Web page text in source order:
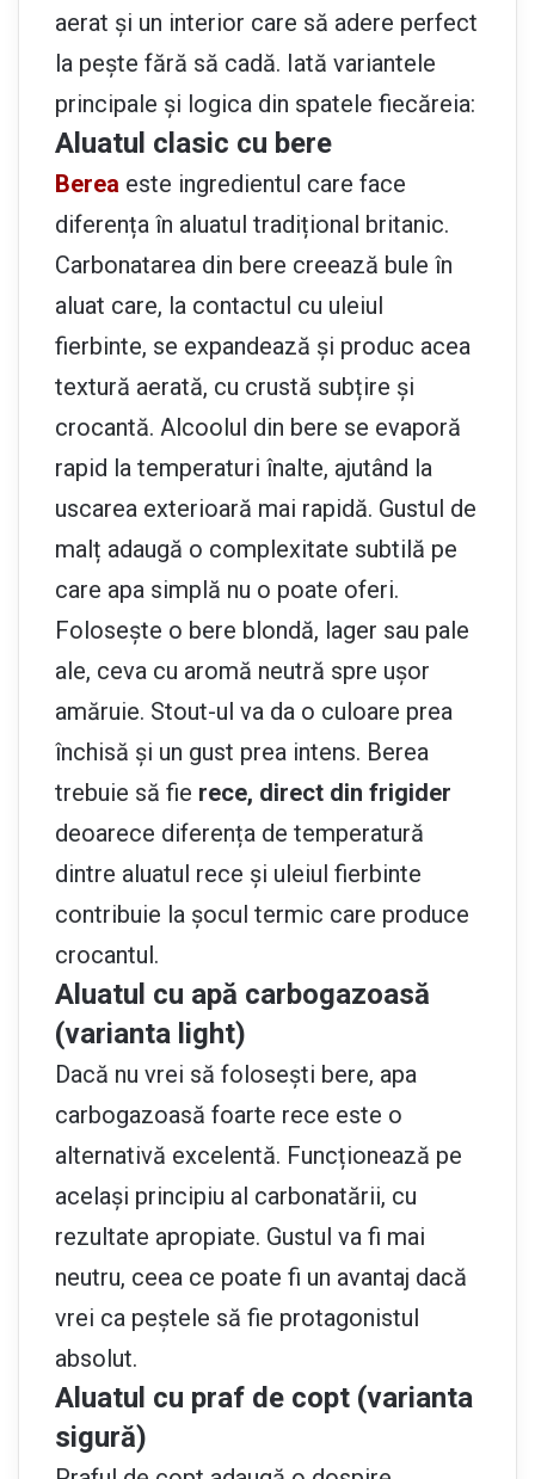
aerat și un interior care să adere perfect
la pește fără să cadă. Iată variantele
principale și logica din spatele fiecăreia:
Aluatul clasic cu bere
Berea este ingredientul care face
diferența în aluatul tradițional britanic.
Carbonatarea din bere creează bule în
aluat care, la contactul cu uleiul
fierbinte, se expandează și produc acea
textură aerată, cu crustă subțire și
crocantă. Alcoolul din bere se evaporă
rapid la temperaturi înalte, ajutând la
uscarea exterioară mai rapidă. Gustul de
malț adaugă o complexitate subtilă pe
care apa simplă nu o poate oferi.
Folosește o bere blondă, lager sau pale
ale, ceva cu aromă neutră spre ușor
amăruie. Stout-ul va da o culoare prea
închisă și un gust prea intens. Berea
trebuie să fie rece, direct din frigider
deoarece diferența de temperatură
dintre aluatul rece și uleiul fierbinte
contribuie la șocul termic care produce
crocantul.
Aluatul cu apă carbogazoasă
(varianta light)
Dacă nu vrei să folosești bere, apa
carbogazoasă foarte rece este o
alternativă excelentă. Funcționează pe
același principiu al carbonatării, cu
rezultate apropiate. Gustul va fi mai
neutru, ceea ce poate fi un avantaj dacă
vrei ca peștele să fie protagonistul
absolut.
Aluatul cu praf de copt (varianta
sigură)